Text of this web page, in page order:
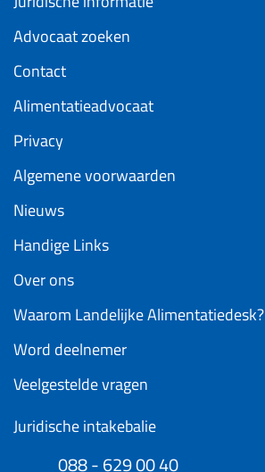
Advocaat zoeken
Contact
Alimentatieadvocaat
Privacy
Algemene voorwaarden
Nieuws
Handige Links
Over ons
Waarom Landelijke Alimentatiedesk?
Word deelnemer
Veelgestelde vragen
Juridische intakebalie
088 - 629 00 40